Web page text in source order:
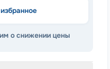
о снижении цены